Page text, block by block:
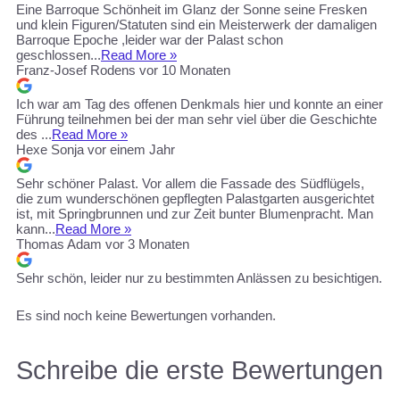
Eine Barroque Schönheit im Glanz der Sonne seine Fresken
und klein Figuren/Statuten sind ein Meisterwerk der damaligen
Barroque Epoche ,leider war der Palast schon
geschlossen...Read More »
Franz-Josef Rodens vor 10 Monaten
Ich war am Tag des offenen Denkmals hier und konnte an einer
Führung teilnehmen bei der man sehr viel über die Geschichte
des ...Read More »
Hexe Sonja vor einem Jahr
Sehr schöner Palast. Vor allem die Fassade des Südflügels,
die zum wunderschönen gepflegten Palastgarten ausgerichtet
ist, mit Springbrunnen und zur Zeit bunter Blumenpracht. Man
kann...Read More »
Thomas Adam vor 3 Monaten
Sehr schön, leider nur zu bestimmten Anlässen zu besichtigen.
Es sind noch keine Bewertungen vorhanden.
Schreibe die erste Bewertungen